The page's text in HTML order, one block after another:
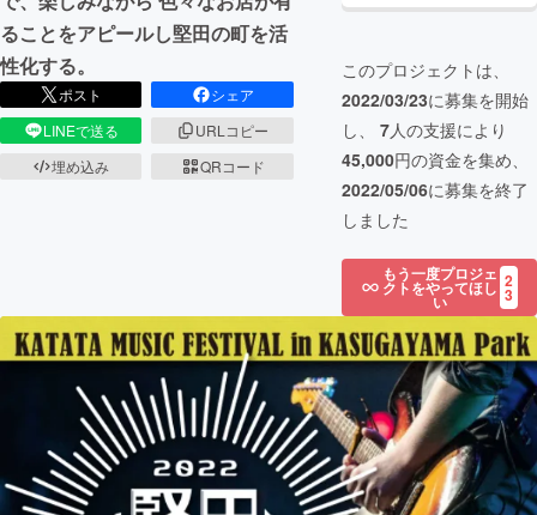
ることをアピールし堅田の町を活
性化する。
ポスト
シェア
LINEで送る
URLコピー
埋め込み
QRコード
このプロジェクトは、
2022/03/23に募集を開始
し、 7人の支援により
45,000円の資金を集め、
2022/05/06に募集を終了
しました
もう一度プロジェ
クトをやってほし
い
2
3